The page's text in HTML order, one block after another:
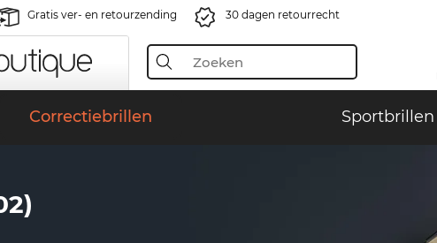
Gratis ver- en retourzending 30 dagen retourrecht
Correctiebrillen Sportbrillen